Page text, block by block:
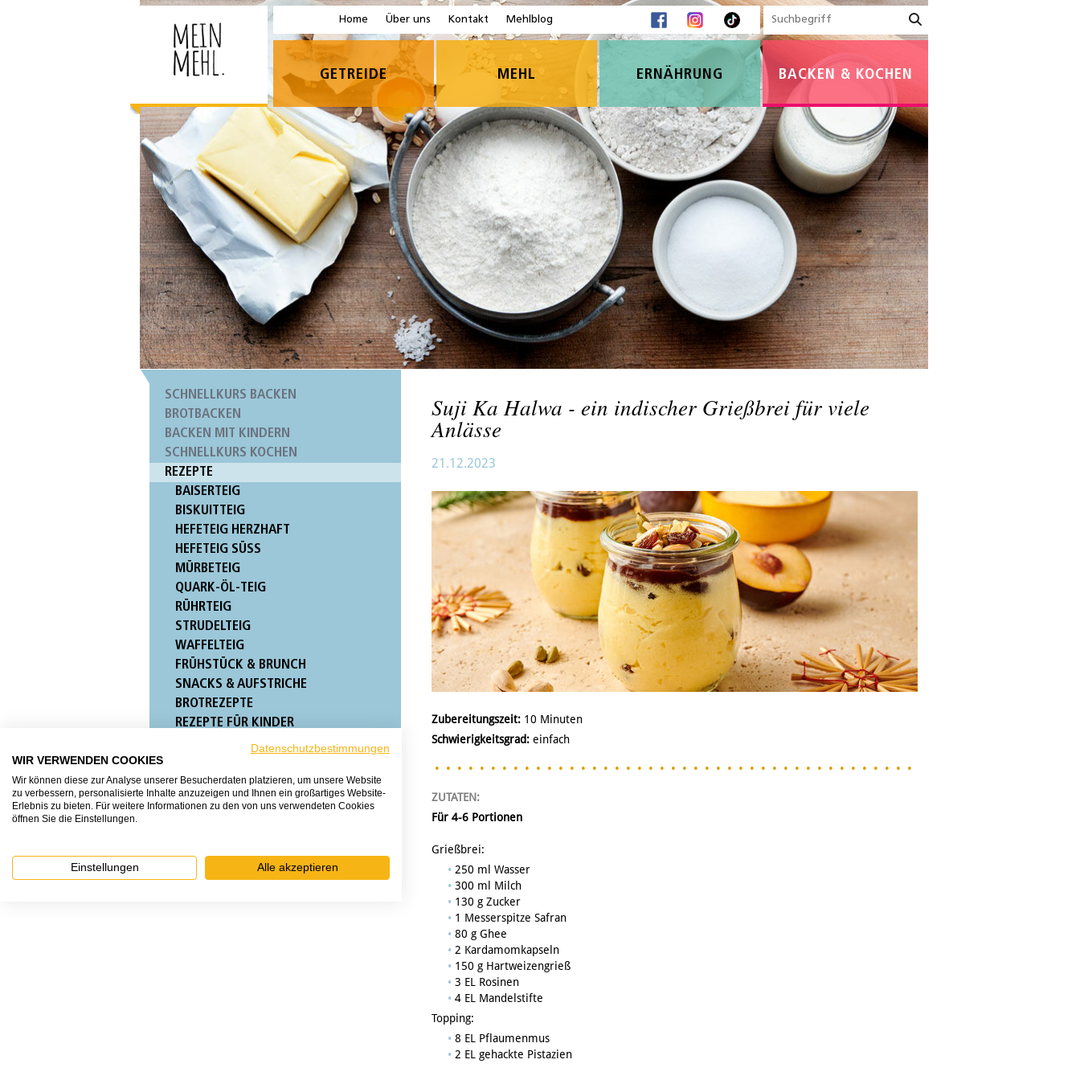
Home Über uns Kontakt Mehlblog
GETREIDE MEHL ERNÄHRUNG BACKEN & KOCHEN
SCHNELLKURS BACKEN
BROTBACKEN
BACKEN MIT KINDERN
SCHNELLKURS KOCHEN
REZEPTE
BAISERTEIG
BISKUITTEIG
HEFETEIG HERZHAFT
HEFETEIG SÜSS
MÜRBETEIG
QUARK-ÖL-TEIG
RÜHRTEIG
STRUDELTEIG
WAFFELTEIG
FRÜHSTÜCK & BRUNCH
SNACKS & AUFSTRICHE
BROTREZEPTE
REZEPTE FÜR KINDER
ADVENTSKALENDER
Suji Ka Halwa - ein indischer Grießbrei für viele
Anlässe
21.12.2023
Zubereitungszeit: 10 Minuten
Schwierigkeitsgrad: einfach
ZUTATEN:
Für 4-6 Portionen
Grießbrei:
250 ml Wasser
300 ml Milch
130 g Zucker
1 Messerspitze Safran
80 g Ghee
2 Kardamomkapseln
150 g Hartweizengrieß
3 EL Rosinen
4 EL Mandelstifte
Topping:
8 EL Pflaumenmus
2 EL gehackte Pistazien
Datenschutzbestimmungen
WIR VERWENDEN COOKIES
Wir können diese zur Analyse unserer Besucherdaten platzieren, um unsere Website
zu verbessern, personalisierte Inhalte anzuzeigen und Ihnen ein großartiges Website-
Erlebnis zu bieten. Für weitere Informationen zu den von uns verwendeten Cookies
öffnen Sie die Einstellungen.
Einstellungen Alle akzeptieren